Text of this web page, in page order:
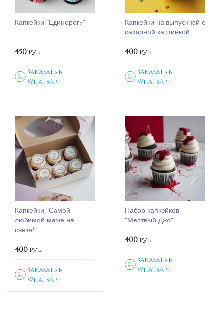
Капкейки "Единороги"
450 руб.
Заказать в
WhatsApp
Капкейки на выпускной с
сахарной картинкой
400 руб.
Заказать в
WhatsApp
Капкейки "Самой
любимой маме на
свете!"
400 руб.
Заказать в
WhatsApp
Набор капкейков
"Мертвый Джо"
400 руб.
Заказать в
WhatsApp